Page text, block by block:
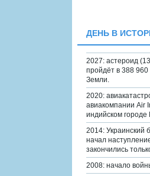
ДЕНЬ В
2027: астероид
пройдёт в 388
Земли.
2020:
авиакомпании Air
индийском городе
2014: Украинский
начал
закончились
2008: начало